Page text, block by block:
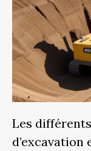
Les